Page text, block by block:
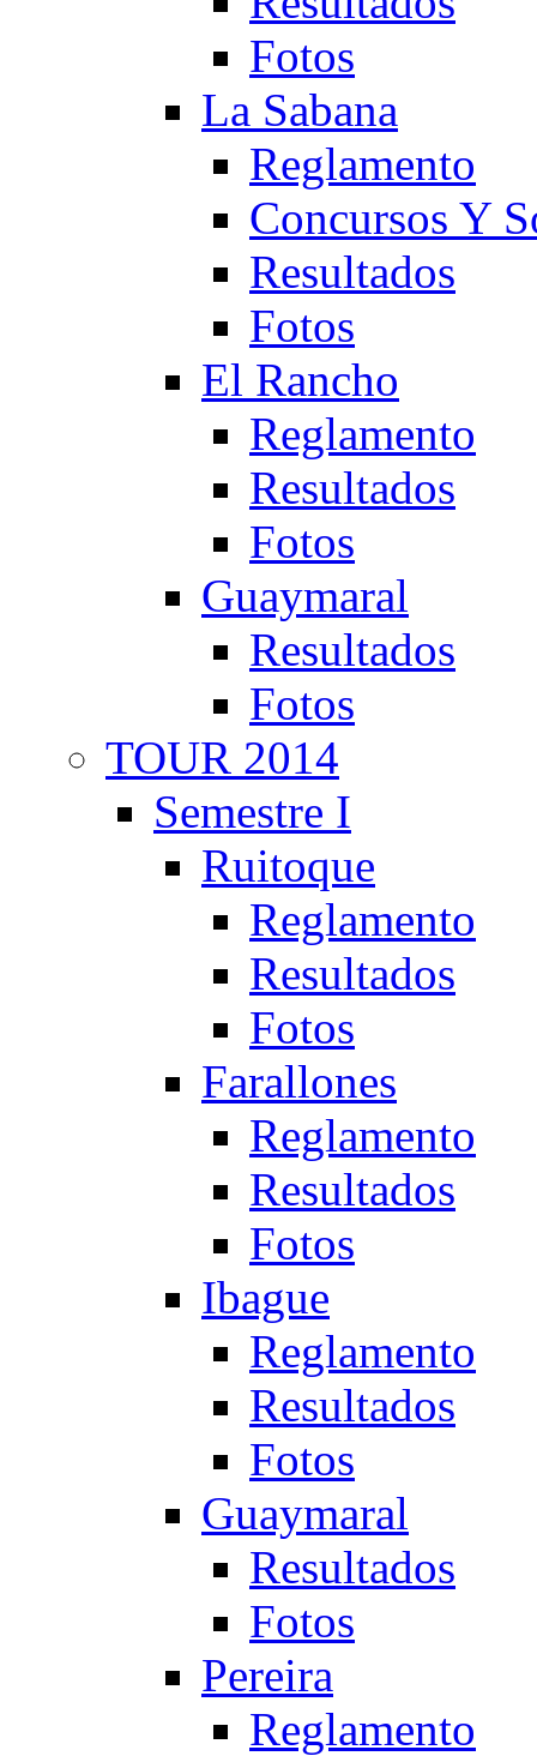
Fotos
La Sabana
Reglamento
Concursos Y
Resultados
Fotos
El Rancho
Reglamento
Resultados
Fotos
Guaymaral
Resultados
Fotos
TOUR 2014
Semestre I
Ruitoque
Reglamento
Resultados
Fotos
Farallones
Reglamento
Resultados
Fotos
Ibague
Reglamento
Resultados
Fotos
Guaymaral
Resultados
Fotos
Pereira
Reglamento